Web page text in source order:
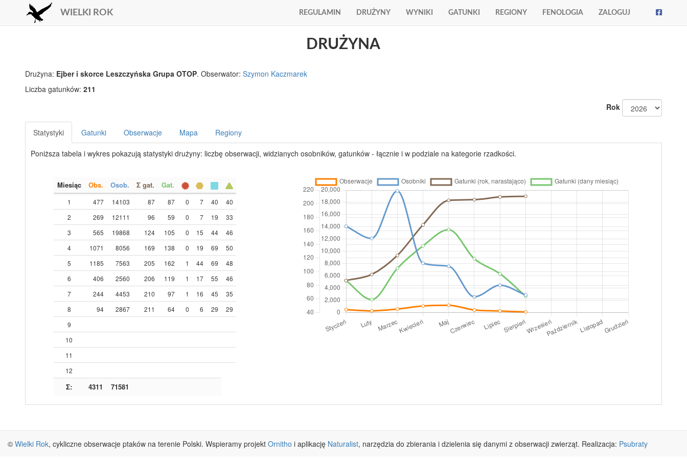
WIELKI ROK REGULAMIN DRUŻYNY WYNIKI GATUNKI REGIONY FENOLOGIA ZALOGUJ
DRUŻYNA
Drużyna: Ejber i skorce Leszczyńska Grupa OTOP. Obserwator: Szymon Kaczmarek
Liczba gatunków: 211
Rok
Statystyki Gatunki Obserwacje Mapa Regiony
Poniższa tabela i wykres pokazują statystyki drużyny: liczbę obserwacji, widzianych osobników, gatunków - łącznie i w podziale na kategorie rzadkości.
Miesiąc Obs. Osob. Σ gat. Gat.
1 477 14103 87 87 0 7 40
40
2
269 12111 96 59 0 7 19
33
3
565 19868 124 105 0 15 44
46
4
1071 8056 169 138 0 19 69
50
5
1185 7563 205 162 1 44 69
48
6
406 2560 206 119 1 17 55
46
7
244 4453 210 97 1 16 45
35
8
94 2867 211 64 0 6 29
29
9
10
11
12
Σ: 4311 71581
© Wielki Rok, cykliczne obserwacje ptaków na terenie Polski. Wspieramy projekt Ornitho i aplikację Naturalist, narzędzia do zbierania i dzielenia się danymi z obserwacji zwierząt. Realizacja: Psubraty